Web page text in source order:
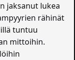
jaksanut lukea
rähinät
tuntuu
mittoihin.